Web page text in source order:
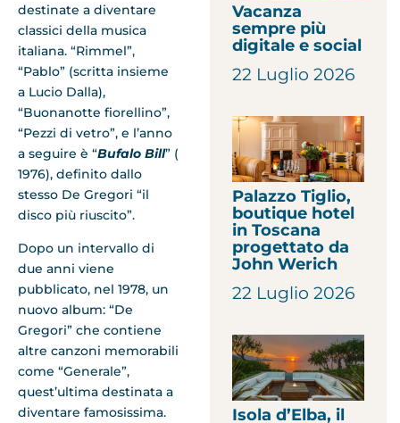
destinate a diventare
classici della musica
italiana. “Rimmel”,
“Pablo” (scritta insieme
a Lucio Dalla),
“Buonanotte fiorellino”,
“Pezzi di vetro”, e l’anno
a seguire è “Bufalo Bill” (
1976), definito dallo
stesso De Gregori “il
disco più riuscito”.
Dopo un intervallo di
due anni viene
pubblicato, nel 1978, un
nuovo album: “De
Gregori” che contiene
altre canzoni memorabili
come “Generale”,
quest’ultima destinata a
diventare famosissima.
Vacanza
sempre più
digitale e social
22 Luglio 2026
Palazzo Tiglio,
boutique hotel
in Toscana
progettato da
John Werich
22 Luglio 2026
Isola d’Elba, il